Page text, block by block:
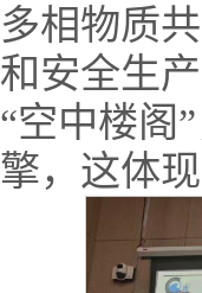
相物质
安全生
空中楼阁
，这体